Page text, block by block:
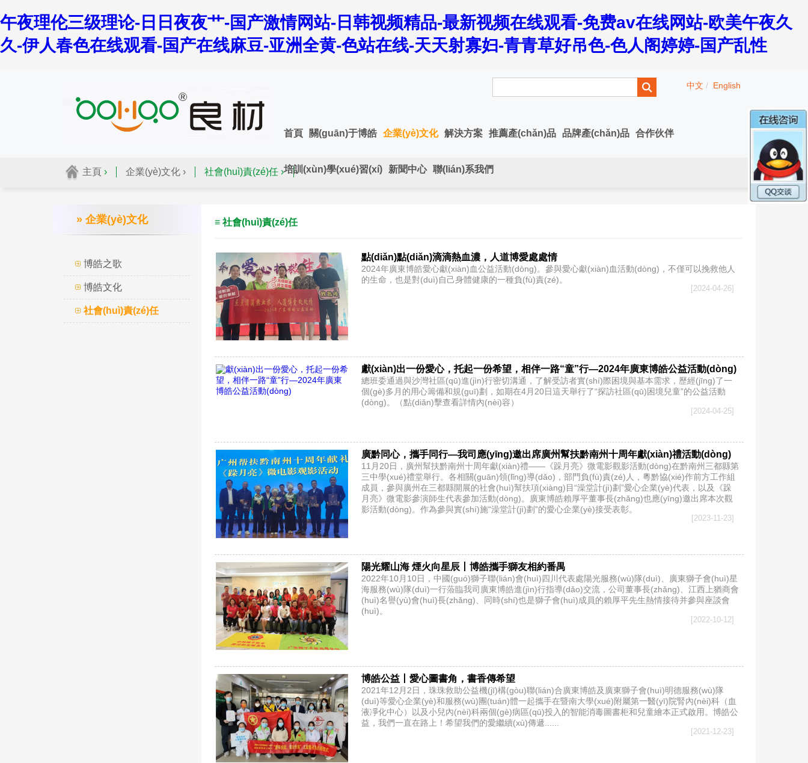
午夜理伦三级理论-日日夜夜艹-国产激情网站-日韩视频精品-最新视频在线观看-免费av在线网站-欧美午夜久
久-伊人春色在线观看-国产在线麻豆-亚洲全黄-色站在线-天天射寡妇-青青草好吊色-色人阁婷婷-国产乱性
中文 / English
首頁 關(guān)于博皓 企業(yè)文化 解決方案 推薦產(chǎn)品 品牌產(chǎn)品 合作伙伴
培訓(xùn)學(xué)習(xí) 新聞中心 聯(lián)系我們
主頁 › 企業(yè)文化 › 社會(huì)責(zé)任 ›
» 企業(yè)文化
博皓之歌
博皓文化
社會(huì)責(zé)任
≡ 社會(huì)責(zé)任
點(diǎn)點(diǎn)滴滴熱血濃，人道博愛處處情
2024年廣東博皓愛心獻(xiàn)血公益活動(dòng)。參與愛心獻(xiàn)血活動(dòng)，不僅可以挽救他人
的生命，也是對(duì)自己身體健康的一種負(fù)責(zé)。
[2024-04-26]
獻(xiàn)出一份愛心，托起一份希望，相伴一路“童”行—2024年廣東博皓公益活動(dòng)
總班委通過與沙灣社區(qū)進(jìn)行密切溝通，了解受訪者實(shí)際困境與基本需求，歷經(jīng)了一
個(gè)多月的用心籌備和規(guī)劃，如期在4月20日這天舉行了“探訪社區(qū)困境兒童”的公益活動
(dòng)。（點(diǎn)擊查看詳情內(nèi)容）
[2024-04-25]
廣黔同心，攜手同行—我司應(yīng)邀出席廣州幫扶黔南州十周年獻(xiàn)禮活動(dòng)
11月20日，廣州幫扶黔南州十周年獻(xiàn)禮——《跺月亮》微電影觀影活動(dòng)在黔南州三都縣第
三中學(xué)禮堂舉行。各相關(guān)領(lǐng)導(dǎo)，部門負(fù)責(zé)人，粵黔協(xié)作前方工作組
成員，參與廣州在三都縣開展的社會(huì)幫扶項(xiàng)目“澡堂計(jì)劃”愛心企業(yè)代表，以及《跺
月亮》微電影參演師生代表參加活動(dòng)。廣東博皓賴厚平董事長(zhǎng)也應(yīng)邀出席本次觀
影活動(dòng)。作為參與實(shí)施“澡堂計(jì)劃”的愛心企業(yè)接受表彰。
[2023-11-23]
陽光耀山海 煙火向星辰丨博皓攜手獅友相約番禺
2022年10月10日，中國(guó)獅子聯(lián)會(huì)四川代表處陽光服務(wù)隊(duì)、廣東獅子會(huì)星
海服務(wù)隊(duì)一行蒞臨我司廣東博皓進(jìn)行指導(dǎo)交流，公司董事長(zhǎng)、江西上猶商會
(huì)名譽(yù)會(huì)長(zhǎng)、同時(shí)也是獅子會(huì)成員的賴厚平先生熱情接待并參與座談會
(huì)。
[2022-10-12]
博皓公益丨愛心圖書角，書香傳希望
2021年12月2日，珠珠救助公益機(jī)構(gòu)聯(lián)合廣東博皓及廣東獅子會(huì)明德服務(wù)隊
(duì)等愛心企業(yè)和服務(wù)團(tuán)體一起攜手在暨南大學(xué)附屬第一醫(yī)院腎內(nèi)科（血
液凈化中心）以及小兒內(nèi)科兩個(gè)病區(qū)投入的智能消毒圖書柜和兒童繪本正式啟用。博皓公
益，我們一直在路上！希望我們的愛繼續(xù)傳遞......
[2021-12-23]